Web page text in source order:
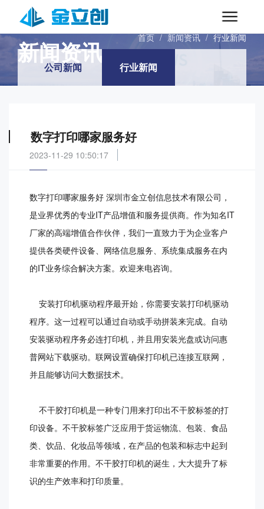
INFORMATIONS
新闻资讯 首页 / 新闻资讯 / 行业新闻
公司新闻 行业新闻
数字打印哪家服务好
2023-11-29 10:50:17
数字打印哪家服务好 深圳市金立创信息技术有限公司，
是业界优秀的专业IT产品增值和服务提供商。作为知名IT
厂家的高端增值合作伙伴，我们一直致力于为企业客户
提供各类硬件设备、网络信息服务、系统集成服务在内
的IT业务综合解决方案。欢迎来电咨询。
安装打印机驱动程序最开始，你需要安装打印机驱动
程序。这一过程可以通过自动或手动拼装来完成。自动
安装驱动程序务必连打印机，并且用安装光盘或访问惠
普网站下载驱动。联网设置确保打印机已连接互联网，
并且能够访问大数据技术。
不干胶打印机是一种专门用来打印出不干胶标签的打
印设备。不干胶标签广泛应用于货运物流、包装、食品
类、饮品、化妆品等领域，在产品的包装和标志中起到
非常重要的作用。不干胶打印机的诞生，大大提升了标
识的生产效率和打印质量。